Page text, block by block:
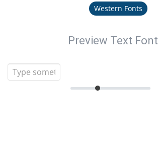
Western Fonts
Preview Text Font